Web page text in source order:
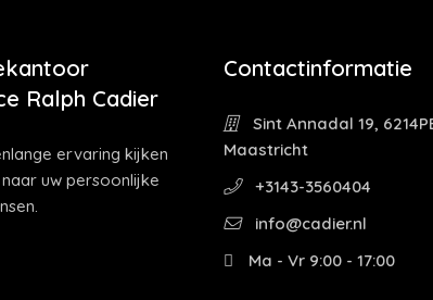
Ralph Cadier
ervaring kijken
uw persoonlijke
Contactinformatie
Sint Annadal 19,
Maastricht
+3143-3560404
info@cadier.nl
Ma - Vr 9:00 - 17:00